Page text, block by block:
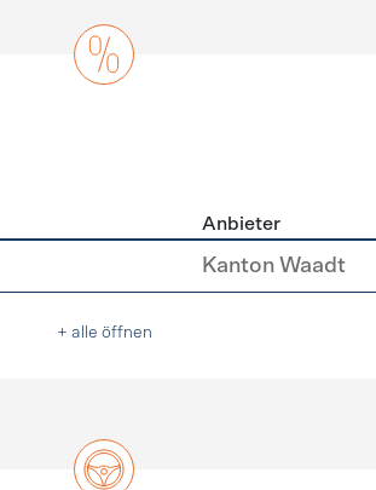
Anbieter
Kanton Waadt
+ alle öffnen